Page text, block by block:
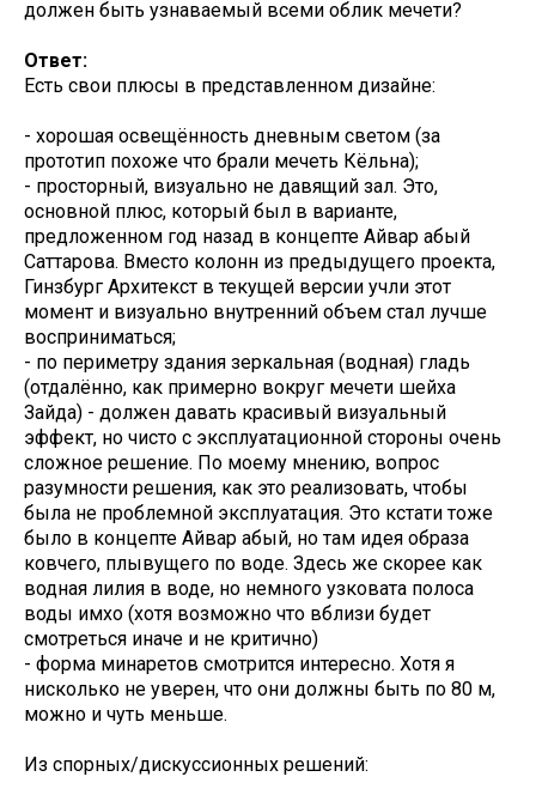
должен быть узнаваемый всеми облик мечети?
Ответ:
Есть свои плюсы в представленном дизайне:
- хорошая освещённость дневным светом (за
прототип похоже что брали мечеть Кёльна);
- просторный, визуально не давящий зал. Это,
основной плюс, который был в варианте,
предложенном год назад в концепте Айвар абый
Саттарова. Вместо колонн из предыдущего проекта,
Гинзбург Архитекст в текущей версии учли этот
момент и визуально внутренний объем стал лучше
восприниматься;
- по периметру здания зеркальная (водная) гладь
(отдалённо, как примерно вокруг мечети шейха
Зайда) - должен давать красивый визуальный
эффект, но чисто с эксплуатационной стороны очень
сложное решение. По моему мнению, вопрос
разумности решения, как это реализовать, чтобы
была не проблемной эксплуатация. Это кстати тоже
было в концепте Айвар абый, но там идея образа
ковчего, плывущего по воде. Здесь же скорее как
водная лилия в воде, но немного узковата полоса
воды имхо (хотя возможно что вблизи будет
смотреться иначе и не критично)
- форма минаретов смотрится интересно. Хотя я
нисколько не уверен, что они должны быть по 80 м,
можно и чуть меньше.
Из спорных/дискуссионных решений: